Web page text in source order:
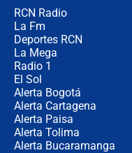
RCN Radio
La Fm
Deportes RCN
La Mega
Radio 1
El Sol
Alerta Bogotá
Alerta Cartagena
Alerta Paisa
Alerta Tolima
Alerta Bucaramanga